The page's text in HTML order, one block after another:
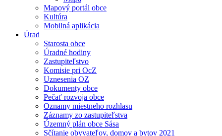
Mapový portál obce
Kultúra
Mobilná aplikácia
Úrad
Starosta obce
Úradné hodiny
Zastupiteľstvo
Komisie pri OcZ
Uznesenia OZ
Dokumenty obce
Pečať rozvoja obce
Oznamy miestneho rozhlasu
Záznamy zo zastupiteľstva
Územný plán obce Sása
Sčítanie obyvateľov, domov a bytov 2021